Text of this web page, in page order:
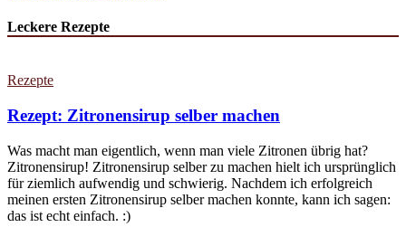
Leckere Rezepte
Rezepte
Rezept: Zitronensirup selber machen
Was macht man eigentlich, wenn man viele Zitronen übrig hat?
Zitronensirup! Zitronensirup selber zu machen hielt ich ursprünglich
für ziemlich aufwendig und schwierig. Nachdem ich erfolgreich
meinen ersten Zitronensirup selber machen konnte, kann ich sagen:
das ist echt einfach. :)